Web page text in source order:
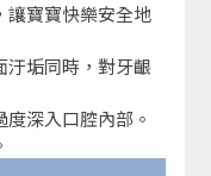
寶寶快樂安全地
垢同時，對牙齦
深入口腔內部。